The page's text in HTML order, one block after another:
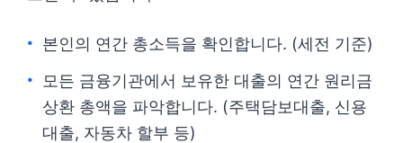
본인의 연간 총소득을 확인합니다. (세전 기준)
모든 금융기관에서 보유한 대출의 연간 원리금
상환 총액을 파악합니다. (주택담보대출, 신용
대출, 자동차 할부 등)